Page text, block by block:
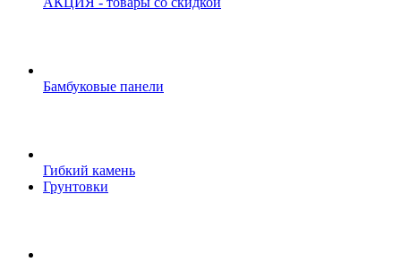
Бамбуковые панели
Гибкий камень
Грунтовки